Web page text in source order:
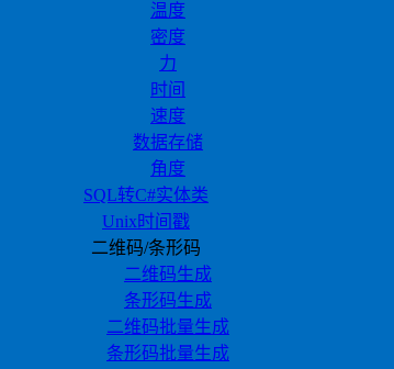
温度
密度
力
时间
速度
数据存储
角度
SQL转C#实体类
Unix时间戳
二维码/条形码
二维码生成
条形码生成
二维码批量生成
条形码批量生成